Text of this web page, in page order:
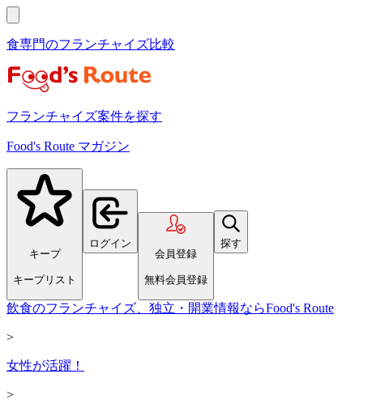
食専門のフランチャイズ比較
フランチャイズ案件を探す
Food's Route マガジン
キープ
キープリスト
ログイン
会員登録
無料会員登録
探す
飲食のフランチャイズ、独立・開業情報ならFood's Route
>
女性が活躍！
>